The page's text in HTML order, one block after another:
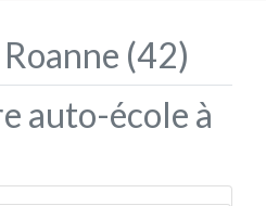
(42)
auto-école à